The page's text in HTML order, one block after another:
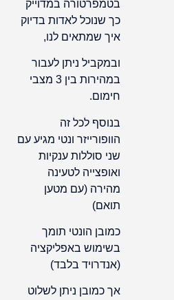
בטמפרטורה במדוייק
כך שנוכל לאדות בדיוק
איך שמתאים לנו,
ובמקביל ניתן לעבור
במהירות בין 3 מצבי
חימום.
בנוסף לכל זה
הוופורייזר ונטי מגיע עם
שני סוללות ענקיות
ואופצייה לטעינה
מהירה (עם מטען
תואם)
כמובן הונטי תומך
בשימוש באפליקציה
(אנדרויד בלבד)
אך כמובן ניתן לשלוט